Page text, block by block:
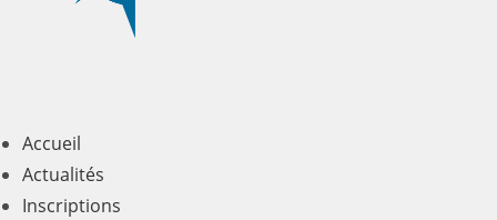
Accueil
Actualités
Inscriptions